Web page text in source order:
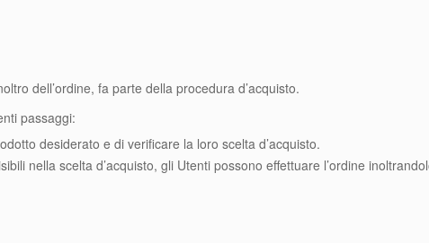
dell’ordine, fa parte della procedura d’acquisto.
passaggi:
desiderato e di verificare la loro scelta d’acquisto.
nella scelta d’acquisto, gli Utenti possono effettuare l’ordine